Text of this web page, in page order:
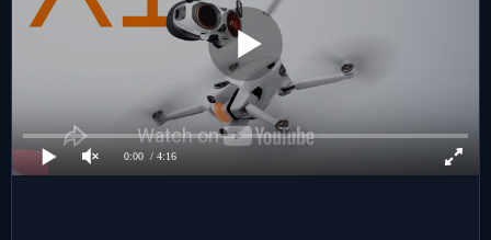
0:00 / 4:16